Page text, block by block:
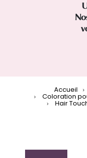
Accueil
Coloration
Hair